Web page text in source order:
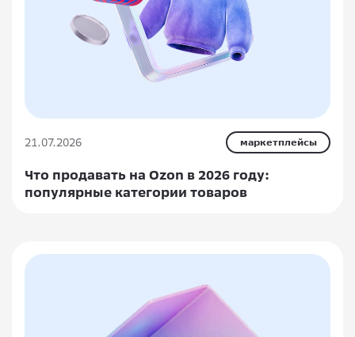
21.07.2026 маркетплейсы
Что продавать на Ozon в 2026 году:
популярные категории товаров